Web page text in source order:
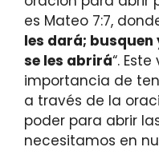
es Mateo 7:7,
les dará;
se les abrirá“.
importancia de
a través de la
poder para abrir
necesitamos en